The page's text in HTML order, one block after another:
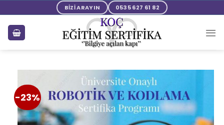
BİZİ ARAYIN 0535 627 61 82
-23%